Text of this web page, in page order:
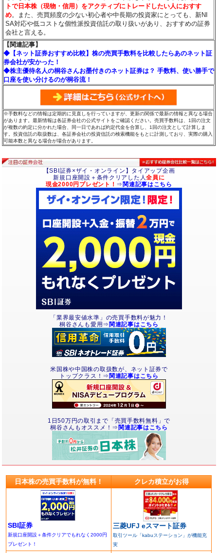
トで日本株（現物・信用）をアクティブにトレードしたい人におすす
め。また、売買頻度の少ない初心者や中長期の投資家にとっても、新NI
SA対応や低コストな個性派投資信託の取り扱いがあり、おすすめの証券
会社と言える。
【関連記事】
◆【ネット証券おすすめ比較】株の売買手数料を比較したらあのネット証
券会社が安かった！
◆株主優待名人の桐谷さんお墨付きのネット証券は？ 手数料、使い勝手で
口座を使い分けるのが桐谷流！
※手数料などの情報は定期的に見直しを行っていますが、更新の関係で最新の情報と異なる場合
があります。最新情報は各証券会社の公式サイトをご確認ください。売買手数料は、1回の注文
が複数の約定に分かれた場合、同一日であれば約定代金を合算し、1回の注文として計算しま
す。投資信託の取扱数は、各証券会社の投資信託の検索機能をもとに計測しており、実際の購入
可能本数と異なる場合が場合があります。
【SBI証券×ザイ・オンライン】タイアップ企画
新規口座開設＋条件クリアした人全員に
現金2000円プレゼント！ ⇒ 関連記事はこちら
「業界最安値水準」の売買手数料が魅力！
桐谷さんも愛用⇒ 関連記事はこちら
米国株や中国株の取扱数が、ネット証券で
トップクラス！⇒ 関連記事はこちら
1日50万円の取引まで「売買手数料無料」で
桐谷さんもオススメ！⇒ 関連記事はこちら
日本株の売買手数料が無料！ クレカ積立がお得
SBI証券
新規口座開設＋条件クリアでもれなく2000円
プレゼント！
三菱UFJ eスマート証券
取引ツール「kabuステーション」が機能充
実